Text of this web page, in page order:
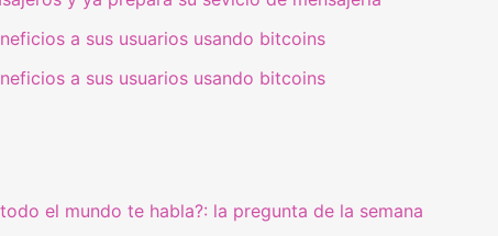
a sus usuarios usando bitcoins
a sus usuarios usando bitcoins
el mundo te habla?: la pregunta de la semana